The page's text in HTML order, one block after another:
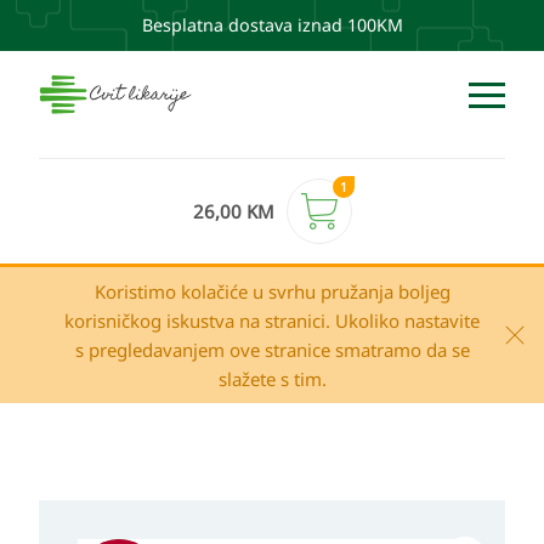
Besplatna dostava iznad 100KM
26,00 KM
1
Koristimo kolačiće u svrhu pružanja boljeg
korisničkog iskustva na stranici. Ukoliko nastavite
s pregledavanjem ove stranice smatramo da se
slažete s tim.